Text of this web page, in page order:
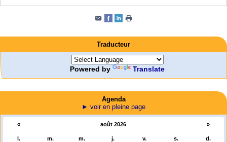
Traducteur
Powered by Translate
Agenda
► voir en pleine page
« août 2026 »
l. m. m. j. v. s. d.